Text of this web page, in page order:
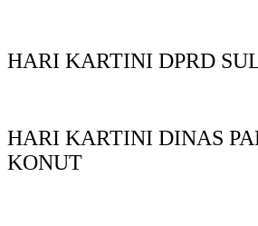
HARI KARTINI DPRD
HARI KARTINI DINAS
KONUT